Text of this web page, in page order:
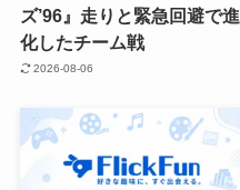
ズ’96』走りと緊急回避で進
化したチーム戦
2026-08-06